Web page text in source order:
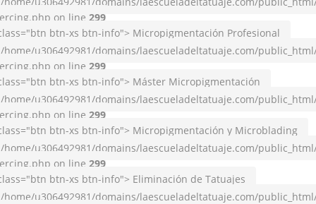
on line 299
btn-xs btn-info"> Micropigmentación Profesional
/home/u306492981/domains/laescueladeltatuaje.com/
on line 299
btn-xs btn-info"> Máster Micropigmentación
/home/u306492981/domains/laescueladeltatuaje.com/
on line 299
btn-xs btn-info"> Micropigmentación y Microblading
/home/u306492981/domains/laescueladeltatuaje.com/
on line 299
btn-xs btn-info"> Eliminación de Tatuajes
/home/u306492981/domains/laescueladeltatuaje.com/